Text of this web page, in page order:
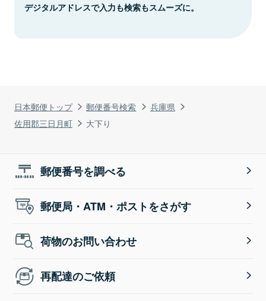
日本郵便トップ 郵便番号検索
兵庫県
佐用郡三日月町
大下り
デジタルアドレスで入力も検索もスムーズに。
郵便番号を調べる
郵便局・ATM・ポストをさがす
荷物のお問い合わせ
再配達のご依頼